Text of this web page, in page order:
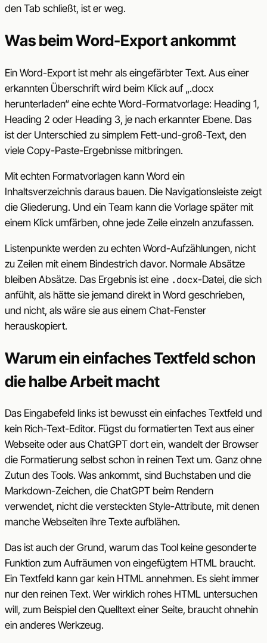
den Tab schließt, ist er weg.
Was beim Word-Export ankommt
Ein Word-Export ist mehr als eingefärbter Text. Aus einer
erkannten Überschrift wird beim Klick auf „.docx
herunterladen“ eine echte Word-Formatvorlage: Heading 1,
Heading 2 oder Heading 3, je nach erkannter Ebene. Das
ist der Unterschied zu simplem Fett-und-groß-Text, den
viele Copy-Paste-Ergebnisse mitbringen.
Mit echten Formatvorlagen kann Word ein
Inhaltsverzeichnis daraus bauen. Die Navigationsleiste zeigt
die Gliederung. Und ein Team kann die Vorlage später mit
einem Klick umfärben, ohne jede Zeile einzeln anzufassen.
Listenpunkte werden zu echten Word-Aufzählungen, nicht
zu Zeilen mit einem Bindestrich davor. Normale Absätze
bleiben Absätze. Das Ergebnis ist eine .docx-Datei, die sich
anfühlt, als hätte sie jemand direkt in Word geschrieben,
und nicht, als wäre sie aus einem Chat-Fenster
herauskopiert.
Warum ein einfaches Textfeld schon
die halbe Arbeit macht
Das Eingabefeld links ist bewusst ein einfaches Textfeld und
kein Rich-Text-Editor. Fügst du formatierten Text aus einer
Webseite oder aus ChatGPT dort ein, wandelt der Browser
die Formatierung selbst schon in reinen Text um. Ganz ohne
Zutun des Tools. Was ankommt, sind Buchstaben und die
Markdown-Zeichen, die ChatGPT beim Rendern
verwendet, nicht die versteckten Style-Attribute, mit denen
manche Webseiten ihre Texte aufblähen.
Das ist auch der Grund, warum das Tool keine gesonderte
Funktion zum Aufräumen von eingefügtem HTML braucht.
Ein Textfeld kann gar kein HTML annehmen. Es sieht immer
nur den reinen Text. Wer wirklich rohes HTML untersuchen
will, zum Beispiel den Quelltext einer Seite, braucht ohnehin
ein anderes Werkzeug.